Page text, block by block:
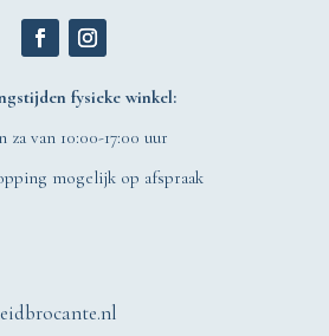
fysieke winkel:
za van 10:00-17:00 uur
mogelijk op afspraak